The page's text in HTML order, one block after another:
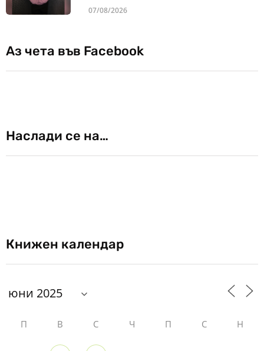
07/08/2026
Аз чета във Facebook
Наслади се на…
Книжен календар
П В С Ч П С Н